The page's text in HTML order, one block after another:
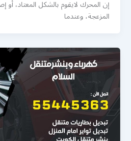
إن المحرك لايقوم بالشكل المعتاد،
المزعجة، وعندما